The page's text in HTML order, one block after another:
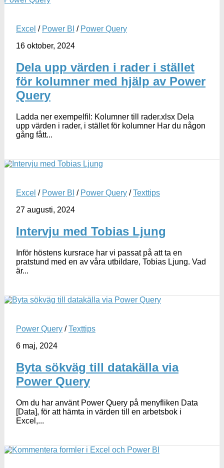
Excel / Power BI / Power Query
16 oktober, 2024
Dela upp värden i rader i stället
för kolumner med hjälp av Power
Query
Ladda ner exempelfil: Kolumner till rader.xlsx Dela
upp värden i rader, i stället för kolumner Har du någon
gång fått...
Excel / Power BI / Power Query /Texttips
27 augusti, 2024
Intervju med Tobias Ljung
Inför höstens kursrace har vi passat på att ta en
pratstund med en av våra utbildare, Tobias Ljung. Vad
är...
Power Query /Texttips
6 maj, 2024
Byta sökväg till datakälla via
Power Query
Om du har använt Power Query på menyfliken Data
[Data], för att hämta in värden till en arbetsbok i
Excel,...